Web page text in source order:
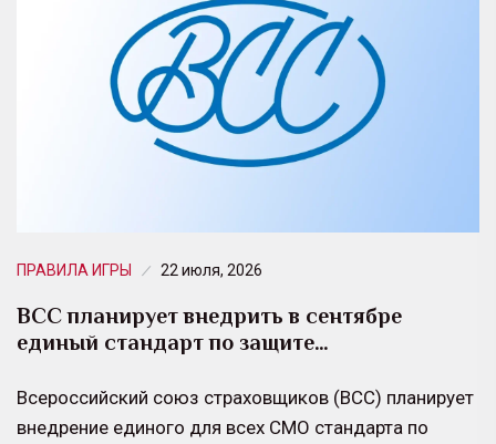
ПРАВИЛА ИГРЫ 22 июля, 2026
ВСС планирует внедрить в сентябре
единый стандарт по защите…
Всероссийский союз страховщиков (ВСС) планирует
внедрение единого для всех СМО стандарта по